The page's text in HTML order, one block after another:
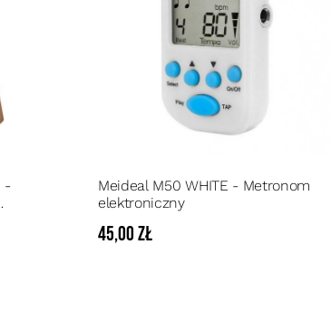
-
Meideal M50 WHITE - Metronom
elektroniczny
45,00 zł